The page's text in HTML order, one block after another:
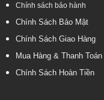
Chính sách bảo hành
Chính Sách Bảo Mật
Chính Sách Giao Hàng
Mua Hàng & Thanh Toán
Chính Sách Hoàn Tiền